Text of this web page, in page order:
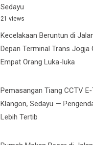
Sedayu
21 views
Kecelakaan Beruntun di
Depan Terminal Trans Jogja
Empat Orang Luka-luka
Pemasangan Tiang CCTV E-
Klangon, Sedayu —
Lebih Tertib